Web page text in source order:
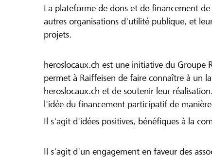
La plateforme de dons et de financement
autres organisations d'utilité publique, et
projets.
heroslocaux.ch est une initiative du Groupe
permet à Raiffeisen de faire connaître à un
heroslocaux.ch et de soutenir leur
l'idée du financement participatif de
Il s'agit d'idées positives, bénéfiques à la
Il s'agit d'un engagement en faveur des